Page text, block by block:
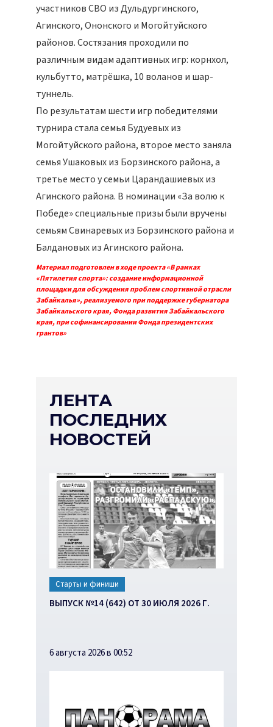
участников СВО из Дульдургинского,
Агинского, Ононского и Могойтуйского
районов. Состязания проходили по
различным видам адаптивных игр: корнхол,
кульбутто, матрёшка, 10 воланов и шар-
туннель.
По результатам шести игр победителями
турнира стала семья Будуевых из
Могойтуйского района, второе место заняла
семья Ушаковых из Борзинского района, а
третье место у семьи Царандашиевых из
Агинского района. В номинации «За волю к
Победе» специальные призы были вручены
семьям Свинаревых из Борзинского района и
Балдановых из Агинского района.
Материал подготовлен в ходе проекта «В рамках
«Пятилетия спорта»: создание информационной
площадки для обсуждения проблем спортивной отрасли
Забайкалья», реализуемого при поддержке губернатора
Забайкальского края, Фонда развития Забайкальского
края, при софинансировании Фонда президентских
грантов»
ЛЕНТА
ПОСЛЕДНИХ
НОВОСТЕЙ
Старты и финиши
ВЫПУСК №14 (642) ОТ 30 ИЮЛЯ 2026 Г.
6 августа 2026 в 00:52